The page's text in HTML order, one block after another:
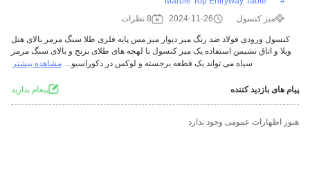
میز کنسول
2024-11-26 8 نظرات
کنسول ورودی فولاد ضد زنگ میز دیوار میز مس پایه فلزی طلا سنگ مرمر بالای هتل
ویلا و اتاق نشیمن استفاده یک میز کنسول با لهجه های طلای برنج و بالای سنگ مرمر
سیاه می تواند یک قطعه برجسته و لوکس در دکوراسیو... مشاهده بیشتر
پیام های بازدید کننده پيغام بذاريد
هنوز اظهارات عمومی وجود ندارد